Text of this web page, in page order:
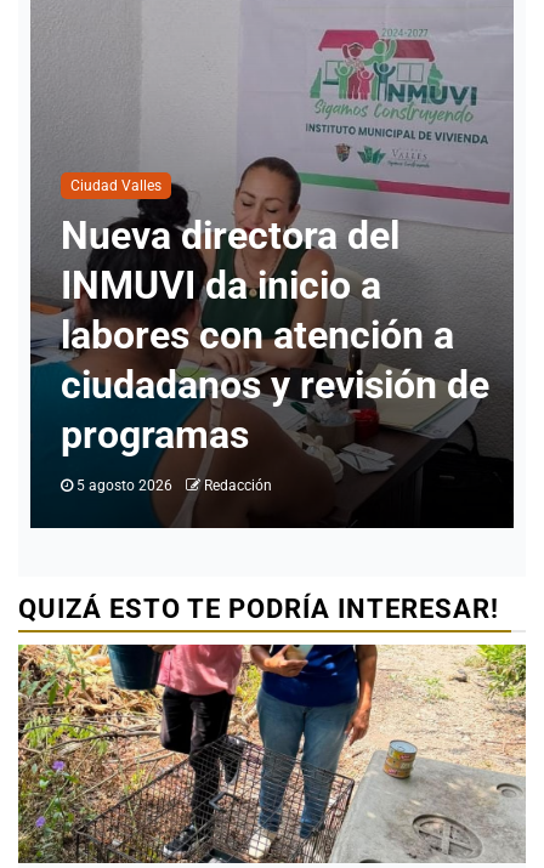
a
de
Ciudad Valles
Cuatro personas han
solicitado información
para realizar cambio
identidad en Ciudad
Valles
4 agosto 2026 Redacción
QUIZÁ ESTO TE PODRÍA INTERESAR!